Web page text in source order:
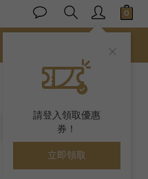
請登入領取優惠
券！
立即領取
每頁顯示 24 個